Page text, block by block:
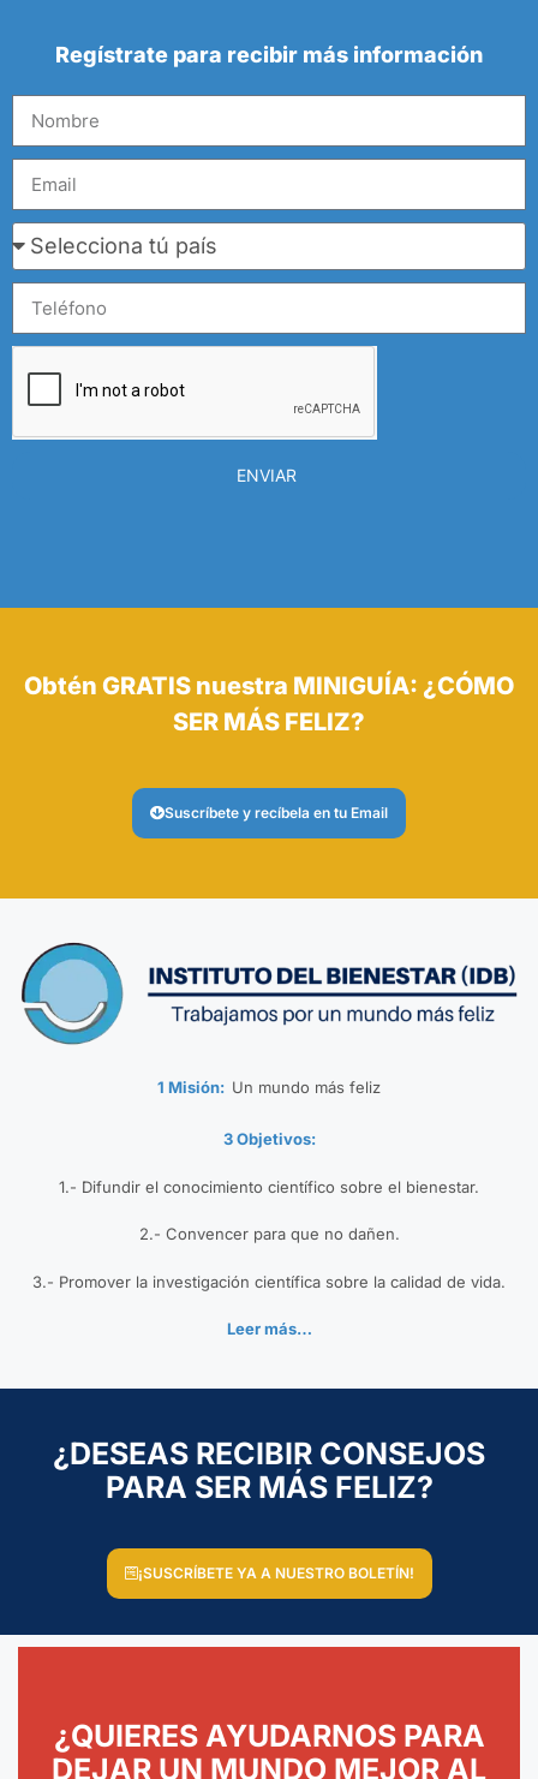
Regístrate para recibir más información
ENVIAR
Obtén GRATIS nuestra MINIGUÍA: ¿CÓMO
SER MÁS FELIZ?
Suscríbete y recíbela en tu Email
1 Misión: Un mundo más feliz
3 Objetivos:
1.- Difundir el conocimiento científico sobre el bienestar.
2.- Convencer para que no dañen.
3.- Promover la investigación científica sobre la calidad de vida.
Leer más…
¿DESEAS RECIBIR CONSEJOS
PARA SER MÁS FELIZ?
¡SUSCRÍBETE YA A NUESTRO BOLETÍN!
¿QUIERES AYUDARNOS PARA
DEJAR UN MUNDO MEJOR AL